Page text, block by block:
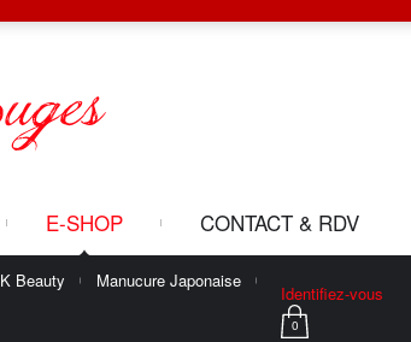
E-SHOP CONTACT & RDV
K Beauty Manucure Japonaise
Identifiez-vous
0